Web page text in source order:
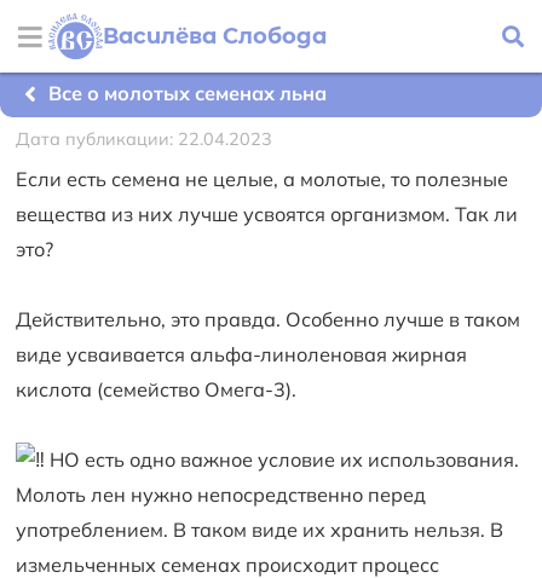
Василёва Слобода
Все о молотых семенах льна
Дата публикации: 22.04.2023
Если есть семена не целые, а молотые, то полезные
вещества из них лучше усвоятся организмом. Так ли
это?
Действительно, это правда. Особенно лучше в таком
виде усваивается альфа-линоленовая жирная
кислота (семейство Омега-3).
НО есть одно важное условие их использования.
Молоть лен нужно непосредственно перед
употреблением. В таком виде их хранить нельзя. В
измельченных семенах происходит процесс